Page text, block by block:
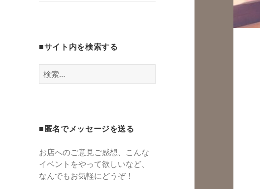
ュ*カフェのよう
にくつろぐ*親子イ
ベントも
■サイト内を検索する
検
索:
■匿名でメッセージを送る
お店へのご意見ご感想、こんな
イベントをやって欲しいなど、
なんでもお気軽にどうぞ！